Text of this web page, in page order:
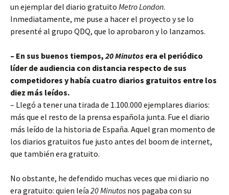
un ejemplar del diario gratuito Metro London.
Inmediatamente, me puse a hacer el proyecto y se lo
presenté al grupo QDQ, que lo aprobaron y lo lanzamos.
– En sus buenos tiempos, 20 Minutos era el periódico
líder de audiencia con distancia respecto de sus
competidores y había cuatro diarios gratuitos entre los
diez más leídos.
– Llegó a tener una tirada de 1.100.000 ejemplares diarios:
más que el resto de la prensa española junta. Fue el diario
más leído de la historia de España. Aquel gran momento de
los diarios gratuitos fue justo antes del boom de internet,
que también era gratuito.
No obstante, he defendido muchas veces que mi diario no
era gratuito: quien leía 20 Minutos nos pagaba con su